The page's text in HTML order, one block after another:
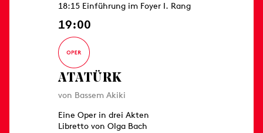
18:15 Einführung im Foyer I. Rang
19:00
ATATÜRK
von Bassem Akiki
Eine Oper in drei Akten
Libretto von Olga Bach